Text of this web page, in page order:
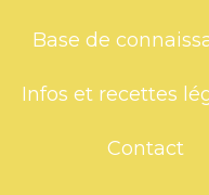
Base de
Infos et recettes
Contact